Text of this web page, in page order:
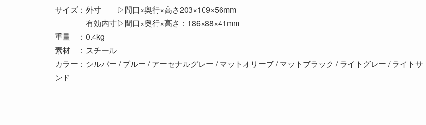
サイズ：外寸 ▷間口×奥行×高さ203×109×56mm
有効内寸▷間口×奥行×高さ：186×88×41mm
重量 ：0.4kg
素材 ：スチール
カラー：シルバー / ブルー / アーセナルグレー / マットオリーブ / マットブラック / ライトグレー / ライトサ
ンド